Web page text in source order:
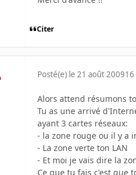
Citer
Posté(e) le 21 août 200916
Alors attend résumons
Tu as une arrivé
ayant 3 cartes réseaux:
- la zone rouge ou il y a
- La zone verte ton LAN
- Et moi je vais dire la
Ce que tu fais c'est que